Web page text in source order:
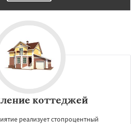
коттеджей
реализует стопроцентный